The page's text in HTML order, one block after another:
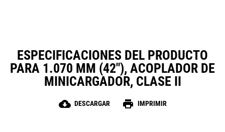
ESPECIFICACIONES DEL PRODUCTO
PARA 1.070 MM (42"), ACOPLADOR DE
MINICARGADOR, CLASE II
cloud_download DESCARGAR print IMPRIMIR